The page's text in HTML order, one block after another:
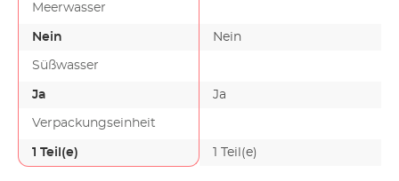
Meerwasser
Nein Nein
Süßwasser
Ja Ja
Verpackungseinheit
1 Teil(e) 1 Teil(e)